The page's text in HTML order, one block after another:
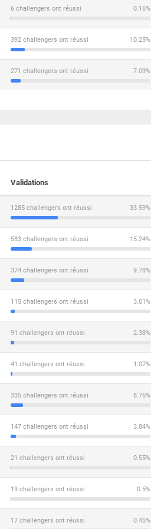
0.16%
6 challengers ont réussi
10.25%
392 challengers ont réussi
7.09%
271 challengers ont réussi
Validations
33.59%
1285 challengers ont réussi
15.24%
583 challengers ont réussi
9.78%
374 challengers ont réussi
3.01%
115 challengers ont réussi
2.38%
91 challengers ont réussi
1.07%
41 challengers ont réussi
8.76%
335 challengers ont réussi
3.84%
147 challengers ont réussi
0.55%
21 challengers ont réussi
0.5%
19 challengers ont réussi
0.45%
17 challengers ont réussi